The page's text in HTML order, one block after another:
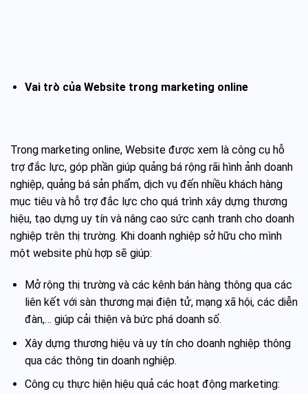
Vai trò của Website trong marketing online
Trong marketing online, Website được xem là công cụ hỗ
trợ đắc lực, góp phần giúp quảng bá rộng rãi hình ảnh doanh
nghiệp, quảng bá sản phẩm, dịch vụ đến nhiều khách hàng
mục tiêu và hỗ trợ đắc lực cho quá trình xây dựng thương
hiệu, tạo dựng uy tín và nâng cao sức cạnh tranh cho doanh
nghiệp trên thị trường. Khi doanh nghiệp sở hữu cho mình
một website phù hợp sẽ giúp:
Mở rộng thị trường và các kênh bán hàng thông qua các
liên kết với sàn thương mại điện tử, mạng xã hội, các diễn
đàn,… giúp cải thiện và bức phá doanh số.
Xây dựng thương hiệu và uy tín cho doanh nghiệp thông
qua các thông tin doanh nghiệp.
Công cụ thực hiện hiệu quả các hoạt động marketing: